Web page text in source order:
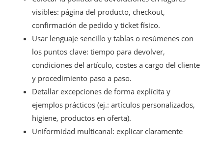
visibles: página del producto, checkout,
confirmación de pedido y ticket físico.
Usar lenguaje sencillo y tablas o resúmenes con
los puntos clave: tiempo para devolver,
condiciones del artículo, costes a cargo del cliente
y procedimiento paso a paso.
Detallar excepciones de forma explícita y
ejemplos prácticos (ej.: artículos personalizados,
higiene, productos en oferta).
Uniformidad multicanal: explicar claramente